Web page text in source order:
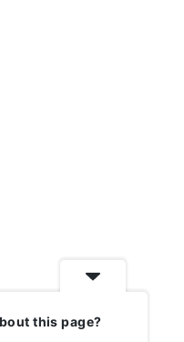
this page?